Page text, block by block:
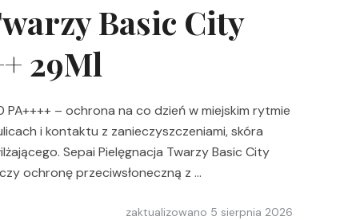
Basic City
29Ml
PA++++ – ochrona na co dzień w miejskim rytmie
i kontaktu z zanieczyszczeniami, skóra
Sepai Pielęgnacja Twarzy Basic City
ochronę przeciwsłoneczną z …
zaktualizowano 5 sierpnia 2026